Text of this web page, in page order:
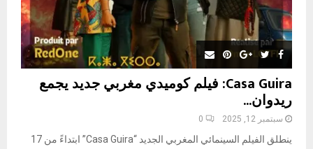
Casa Guira: فيلم كوميدي مغربي جديد يجمع
ريدوان...
سبتمبر 12, 2025 0
ينطلق الفيلم السينمائي المغربي الجديد “Casa Guira” ابتداءً من 17